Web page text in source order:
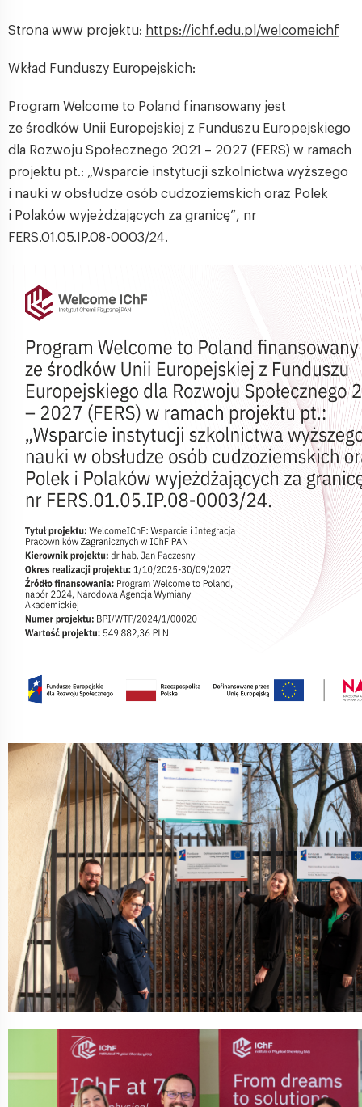
Strona www projektu: https://ichf.edu.pl/welcomeichf
Wkład Funduszy Europejskich:
Program Welcome to Poland finansowany jest
ze środków Unii Europejskiej z Funduszu Europejskiego
dla Rozwoju Społecznego 2021 – 2027 (FERS) w ramach
projektu pt.: „Wsparcie instytucji szkolnictwa wyższego
i nauki w obsłudze osób cudzoziemskich oraz Polek
i Polaków wyjeżdżających za granicę”, nr
FERS.01.05.IP.08-0003/24.